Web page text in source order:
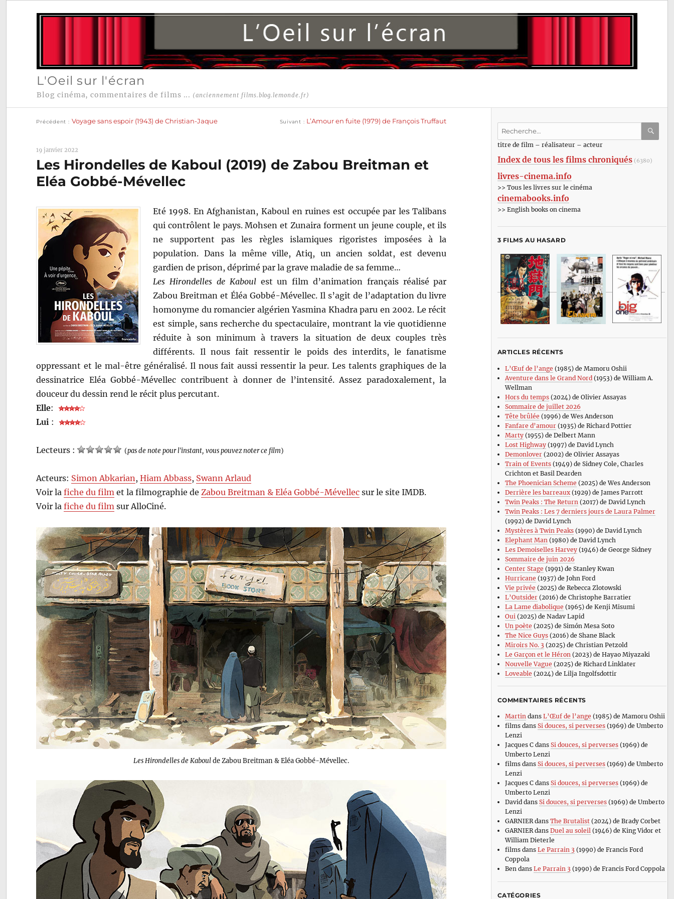
L'Oeil sur l'écran
Blog cinéma, commentaires de films ... (anciennement films.blog.lemonde.fr)
Navigation
l’article
Précédent Voyage sans espoir (1943) de Christian-Jaque Suivant L’Amour en fuite (1979) de François Truffaut
19 janvier 2022
Les Hirondelles de Kaboul (2019) de Zabou Breitman et
Eléa Gobbé-Mévellec
Eté 1998. En Afghanistan, Kaboul en ruines est occupée par les Talibans
qui contrôlent le pays. Mohsen et Zunaira forment un jeune couple, et ils
ne supportent pas les règles islamiques rigoristes imposées à la
population. Dans la même ville, Atiq, un ancien soldat, est devenu
gardien de prison, déprimé par la grave maladie de sa femme…
Les Hirondelles de Kaboulest un film d’animation français réalisé par
Zabou Breitman et Éléa Gobbé-Mévellec. Il s’agit de l’adaptation du livre
homonyme du romancier algérien Yasmina Khadra paru en 2002. Le récit
est simple, sans recherche du spectaculaire, montrant la vie quotidienne
réduite à son minimum à travers la situation de deux couples très
différents. Il nous fait ressentir le poids des interdits, le fanatisme
oppressant et le mal-être généralisé. Il nous fait aussi ressentir la peur. Les talents graphiques de la
dessinatrice Eléa Gobbé-Mévellec contribuent à donner de l’intensité. Assez paradoxalement, la
douceur du dessin rend le récit plus percutant.
Elle:
Lui :
Lecteurs : (pas de note pour l'instant, vous pouvez noter ce film)
Acteurs: Simon Abkarian ,Hiam Abbass, Swann Arlaud
Voir lafiche du film et la filmographie de Zabou Breitman & Eléa Gobbé-Mévellec sur le site IMDB.
Voir lafiche du film sur AlloCiné.
Les Hirondelles de Kaboulde Zabou Breitman & Eléa Gobbé-Mévellec.
Recherche
:titre de film – réalisateur – acteur
Index de tous les films chroniqués (6380)
livres-cinema.info
>> Tous les livres sur le cinéma
cinemabooks.info
>> English books on cinema
3 FILMS AU HASARD
ARTICLES RÉCENTS
L’Œuf de l’ange (1985) de Mamoru Oshii
Aventure dans le Grand Nord(1953) de William A.
Wellman
Hors du temps(2024) de Olivier Assayas
Sommaire de juillet 2026
Tête brûlée (1996) de Wes Anderson
Fanfare d’amour(1935) de Richard Pottier
Marty(1955) de Delbert Mann
Lost Highway(1997) de David Lynch
Demonlover(2002) de Olivier Assayas
Train of Events(1949) de Sidney Cole, Charles
Crichton et Basil Dearden
The Phoenician Scheme (2025) de Wes Anderson
Derrière les barreaux(1929) de James Parrott
Twin Peaks : The Return (2017) de David Lynch
Twin Peaks : Les 7 derniers jours de Laura Palmer
(1992) de David Lynch
Mystères à Twin Peaks(1990) de David Lynch
Elephant Man (1980) de David Lynch
Les Demoiselles Harvey(1946) de George Sidney
Sommaire de juin 2026
Center Stage (1991) de Stanley Kwan
Hurricane (1937) de John Ford
Vie privée (2025) de Rebecca Zlotowski
L’Outsider(2016) de Christophe Barratier
La Lame diabolique (1965) de Kenji Misumi
Oui (2025) de Nadav Lapid
Un poète (2025) de Simón Mesa Soto
The Nice Guys(2016) de Shane Black
Miroirs No. 3 (2025) de Christian Petzold
Le Garçon et le Héron (2023) de Hayao Miyazaki
Nouvelle Vague (2025) de Richard Linklater
Loveable (2024) de Lilja Ingolfsdottir
COMMENTAIRES RÉCENTS
Martindans L’Œuf de l’ange (1985) de Mamoru Oshii
filmsdans Si douces, si perverses(1969) de Umberto
Lenzi
Jacques Cdans Si douces, si perverses(1969) de
Umberto Lenzi
filmsdans Si douces, si perverses(1969) de Umberto
Lenzi
Jacques Cdans Si douces, si perverses(1969) de
Umberto Lenzi
Daviddans Si douces, si perverses(1969) de Umberto
Lenzi
GARNIERdans The Brutalist(2024) de Brady Corbet
GARNIERdans Duel au soleil(1946) de King Vidor et
William Dieterle
filmsdans Le Parrain 3 (1990) de Francis Ford
Coppola
Bendans Le Parrain 3 (1990) de Francis Ford Coppola
CATÉGORIES